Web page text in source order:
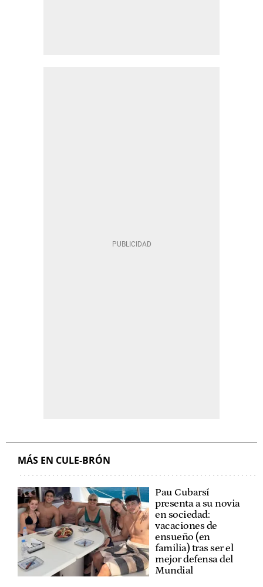
MÁS EN CULE-BRÓN
Pau Cubarsí
presenta a su novia
en sociedad:
vacaciones de
ensueño (en
familia) tras ser el
mejor defensa del
Mundial